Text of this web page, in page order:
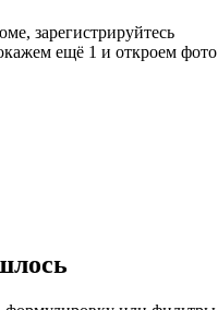
зарегистрируйтесь
ещё 1 и откроем фото